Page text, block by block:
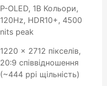
P-OLED, 1B Кольори,
120Hz, HDR10+, 4500
nits peak
1220 x 2712 пікселів,
20:9 співвідношення
(~444 ppi щільність)